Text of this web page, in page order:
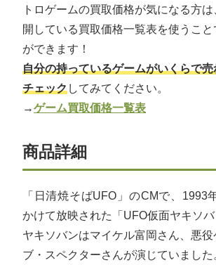
トロゲームの買取価格が気になる方
開している買取価格一覧表を使うこと
ができます！
自分の持っているゲームがいくらで
チェックしてみてください。
→ゲーム買取価格一覧表
商品詳細
「日清焼そばUFO」のCMで、1993
かけて放映された「UFO仮面ヤキソバ
ヤキソバンはマイケル富岡さん、悪
ブ・スペクターさんが演じていました